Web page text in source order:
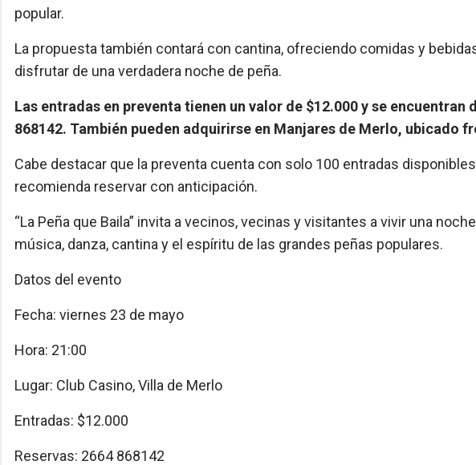
popular.
La propuesta también contará con cantina, ofreciendo comidas y
disfrutar de una verdadera noche de peña.
Las entradas en preventa tienen un valor de $12.000 y se
868142. También pueden adquirirse en Manjares de Merlo, ubicado
Cabe destacar que la preventa cuenta con solo 100 entradas
recomienda reservar con anticipación.
“La Peña que Baila” invita a vecinos, vecinas y visitantes a vivir una
música, danza, cantina y el espíritu de las grandes peñas populares.
Datos del evento
Fecha: viernes 23 de mayo
Hora: 21:00
Lugar: Club Casino, Villa de Merlo
Entradas: $12.000
Reservas: 2664 868142